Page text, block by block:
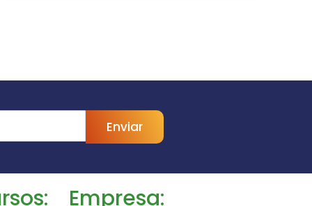
Enviar
Empresa: